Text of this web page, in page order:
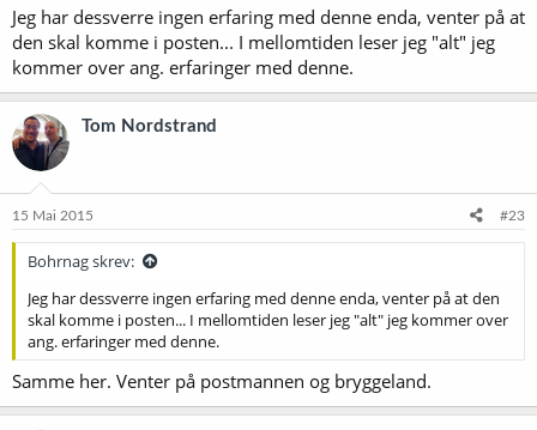
Jeg har dessverre ingen erfaring med denne enda, venter på at
den skal komme i posten... I mellomtiden leser jeg "alt" jeg
kommer over ang. erfaringer med denne.
Tom Nordstrand
15 Mai 2015 #23
Bohrnag skrev:
Jeg har dessverre ingen erfaring med denne enda, venter på at den
skal komme i posten... I mellomtiden leser jeg "alt" jeg kommer over
ang. erfaringer med denne.
Samme her. Venter på postmannen og bryggeland.